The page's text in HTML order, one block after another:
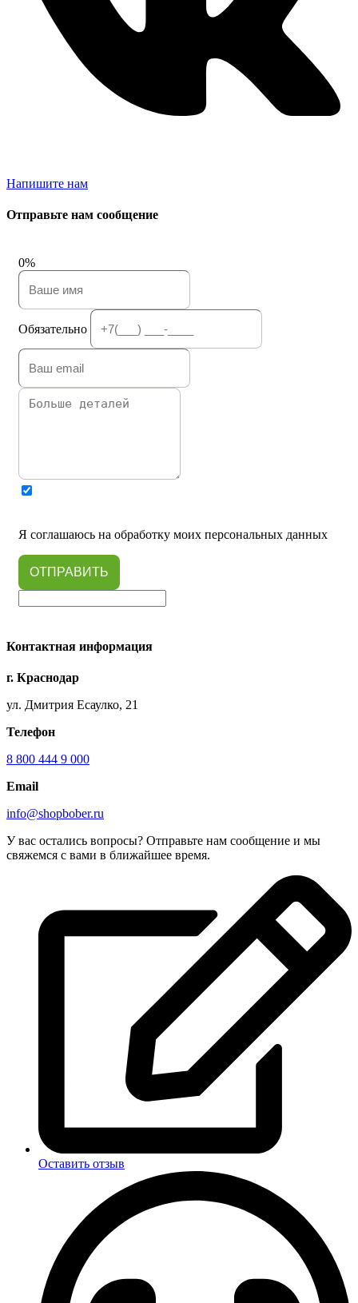
Напишите нам
Отправьте нам сообщение
0%
Обязательно
Я соглашаюсь на обработку моих персональных данных
ОТПРАВИТЬ
Контактная информация
г. Краснодар
ул. Дмитрия Есаулко, 21
Телефон
8 800 444 9 000
Email
info@shopbober.ru
У вас остались вопросы? Отправьте нам сообщение и мы
свяжемся с вами в ближайшее время.
Оставить отзыв